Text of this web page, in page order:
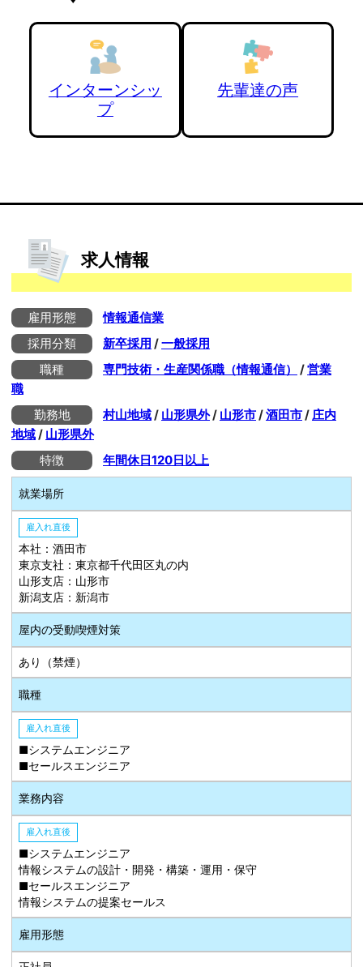
インターンシッ
プ
先輩達の声
求人情報
雇用形態
情報通信業
採用分類
新卒採用 /一般採用
職種
専門技術・生産関係職（情報通信） /営業
職
勤務地
村山地域 / 山形県外/ 山形市 /酒田市 / 庄内
地域 / 山形県外
特徴
年間休日120日以上
就業場所
雇入れ直後
本社：酒田市
東京支社：東京都千代田区丸の内
山形支店：山形市
新潟支店：新潟市
屋内の受動喫煙対策
あり（禁煙）
職種
雇入れ直後
■システムエンジニア
■セールスエンジニア
業務内容
雇入れ直後
■システムエンジニア
情報システムの設計・開発・構築・運用・保守
■セールスエンジニア
情報システムの提案セールス
雇用形態